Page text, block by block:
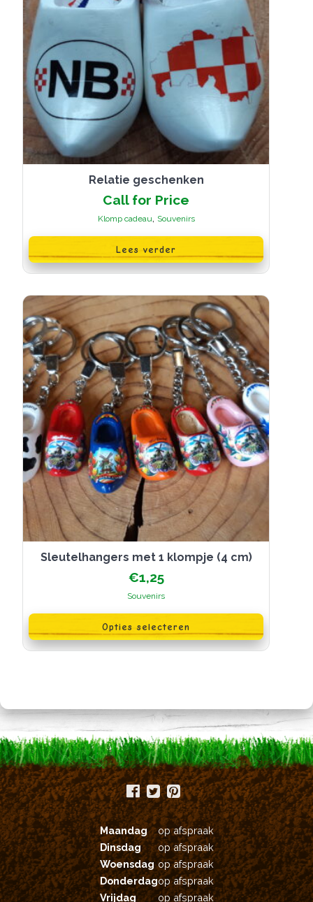
Relatie geschenken
Call for Price
Klomp cadeau, Souvenirs
Lees verder
Sleutelhangers met 1 klompje (4 cm)
€1,25
Souvenirs
Opties selecteren
product
heeft
meerdere
variaties.
worden
op
de
productpagina
Maandag
op afspraak
Dinsdag
op afspraak
Woensdag op afspraak
Donderdagop afspraak
Vrijdag
op afspraak